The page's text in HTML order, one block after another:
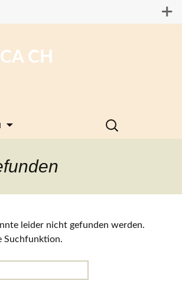
CH
Suchen
nach:
leider nicht gefunden werden.
Suchfunktion.